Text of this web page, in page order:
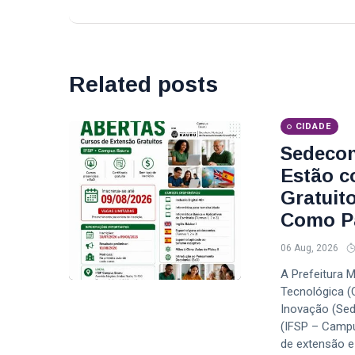
Related posts
CIDADE
Estão
Como
06 Aug, 2026
A Prefeitura
Tecnológica
Inovação
(IFSP –
de extensão